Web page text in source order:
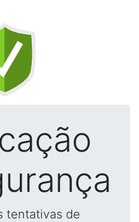
tentativas de